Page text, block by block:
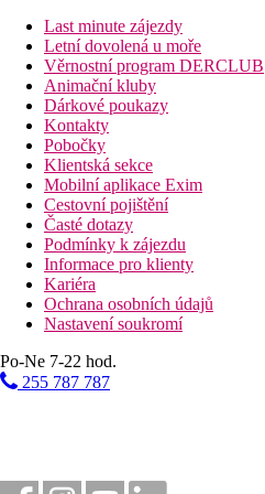
140 km
Vzdálenost od nejbližšího letiště
2 km
Centrum města
60 m
Jezero
Bazény
Lehátka u bazénu
Slunečníky u bazénu
Fotogalerie
Last minute zájezdy
Letní dovolená u moře
Věrnostní program DERCLUB
Animační kluby
Dárkové poukazy
Kontakty
Pobočky
Klientská sekce
Mobilní aplikace Exim
Cestovní pojištění
Časté dotazy
Podmínky k zájezdu
Informace pro klienty
Kariéra
Ochrana osobních údajů
Nastavení soukromí
Po-Ne 7-22 hod.
255 787 787